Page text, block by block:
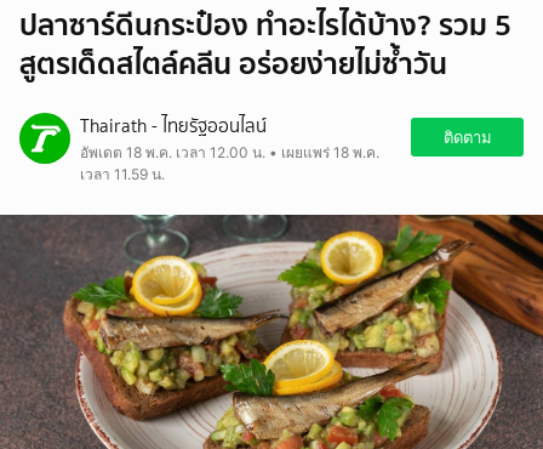
ปลาซาร์ดีนกระป๋อง ทำอะไรได้บ้าง? รวม 5
สูตรเด็ดสไตล์คลีน อร่อยง่ายไม่ซ้ำวัน
Thairath - ไทยรัฐออนไลน์
อัพเดต 18 พ.ค. เวลา 12.00 น. • เผยแพร่ 18 พ.ค.
เวลา 11.59 น.
ติดตาม